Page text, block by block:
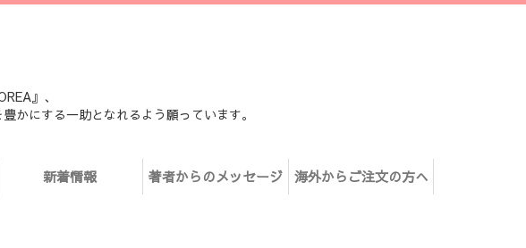
』、
かにする一助となれるよう願っています。
新着情報 著者からのメッセージ 海外からご注文の方へ